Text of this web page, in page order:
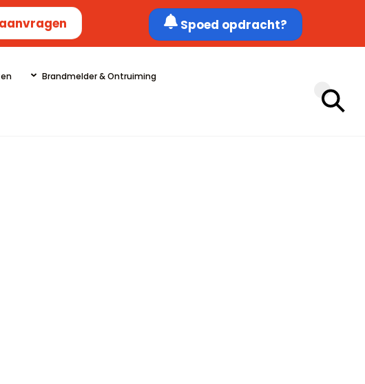
Spoed opdracht?
Brandmelder & Ontruiming